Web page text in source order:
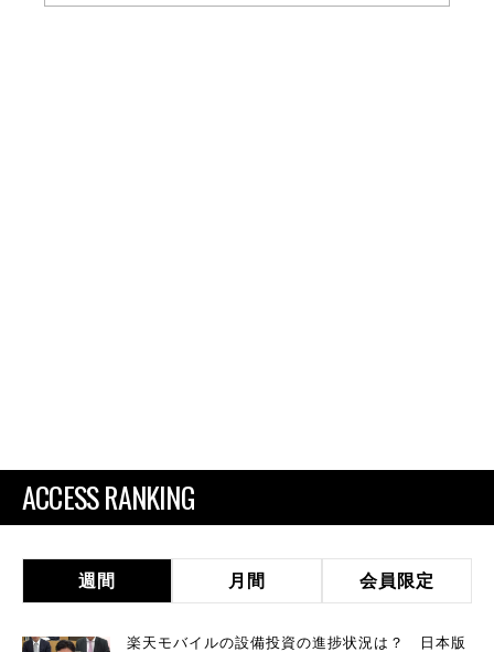
ACCESS RANKING
週間 月間 会員限定
楽天モバイルの設備投資の進捗状況は？ 日本版